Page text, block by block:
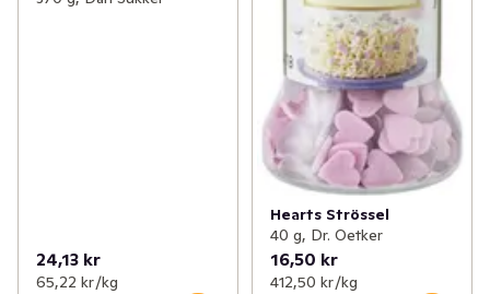
24,13 kr
65,22 kr /kg
Hearts Strössel
40 g, Dr. Oetker
16,50 kr
412,50 kr /kg